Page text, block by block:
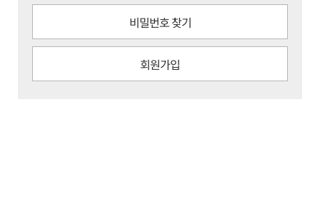
비밀번호 찾기
회원가입